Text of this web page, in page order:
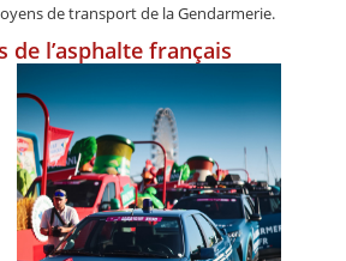
de transport de la Gendarmerie.
de l’asphalte français